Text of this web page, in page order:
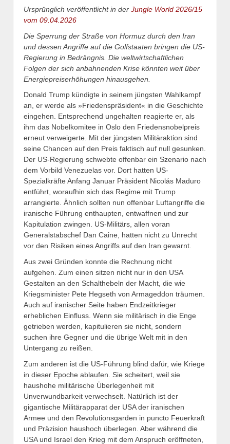
Ursprünglich veröffentlicht in der Jungle World 2026/15
vom 09.04.2026
Die Sperrung der Straße von Hormuz durch den Iran
und dessen Angriffe auf die Golfstaaten bringen die US-
Regierung in Bedrängnis. Die weltwirtschaftlichen
Folgen der sich anbahnenden Krise könnten weit über
Energiepreiserhöhungen hinausgehen.
Donald Trump kündigte in seinem jüngsten Wahlkampf
an, er werde als »Friedenspräsident« in die Geschichte
eingehen. Entsprechend ungehalten reagierte er, als
ihm das Nobelkomitee in Oslo den Friedensnobelpreis
erneut verweigerte. Mit der jüngsten Militäraktion sind
seine Chancen auf den Preis faktisch auf null gesunken.
Der US-Regierung schwebte offenbar ein Szenario nach
dem Vorbild Venezuelas vor. Dort hatten US-
Spezialkräfte Anfang Januar Präsident Nicolás Maduro
entführt, woraufhin sich das Regime mit Trump
arrangierte. Ähnlich sollten nun offenbar Luftangriffe die
iranische Führung enthaupten, entwaffnen und zur
Kapitulation zwingen. US-Militärs, allen voran
Generalstabschef Dan Caine, hatten nicht zu Unrecht
vor den Risiken eines Angriffs auf den Iran gewarnt.
Aus zwei Gründen konnte die Rechnung nicht
aufgehen. Zum einen sitzen nicht nur in den USA
Gestalten an den Schalthebeln der Macht, die wie
Kriegsminister Pete Hegseth von Armageddon träumen.
Auch auf iranischer Seite haben Endzeitkrieger
erheblichen Einfluss. Wenn sie militärisch in die Enge
getrieben werden, kapitulieren sie nicht, sondern
suchen ihre Gegner und die übrige Welt mit in den
Untergang zu reißen.
Zum anderen ist die US-Führung blind dafür, wie Kriege
in dieser Epoche ablaufen. Sie scheitert, weil sie
haushohe militärische Überlegenheit mit
Unverwundbarkeit verwechselt. Natürlich ist der
gigantische Militärapparat der USA der iranischen
Armee und den Revolutionsgarden in puncto Feuerkraft
und Präzision haushoch überlegen. Aber während die
USA und Israel den Krieg mit dem Anspruch eröffneten,